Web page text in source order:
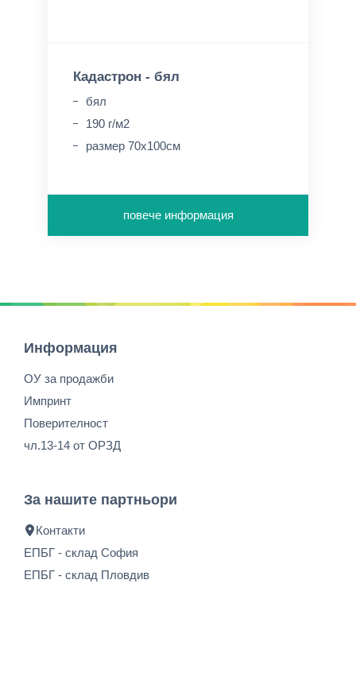
Кадастрон - бял
бял
190 г/м2
размер 70х100см
повече информация
Информация
ОУ за продажби
Импринт
Поверителност
чл.13-14 от ОРЗД
За нашите партньори
Контакти
ЕПБГ - склад София
ЕПБГ - склад Пловдив